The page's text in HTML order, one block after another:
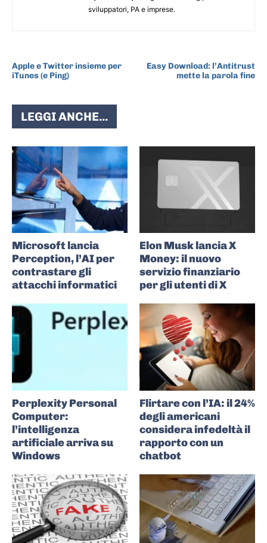
sviluppatori, PA e imprese.
Apple e Twitter insieme per
iTunes (e Ping)
Easy Download: l’Antitrust
mette la parola fine
LEGGI ANCHE...
Microsoft lancia
Perception, l’AI per
contrastare gli
attacchi informatici
Elon Musk lancia X
Money: il nuovo
servizio finanziario
per gli utenti di X
Perplexity Personal
Computer:
l’intelligenza
artificiale arriva su
Windows
Flirtare con l’IA: il 24%
degli americani
considera infedeltà il
rapporto con un
chatbot